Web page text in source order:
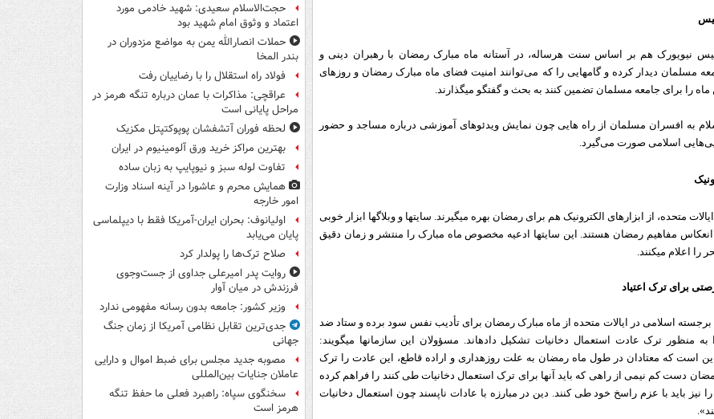
نیویورک هم بر اساس سنت هرساله، در آستانه ماه مبارک رمضان با رهبران دینی و
مسلمان دیدار کرده و گامهایی را که می‌توانند امنیت فضای ماه مبارک رمضان و روزهای
را برای جامعه مسلمان تضمین کنند به بحث و گفتگو می‏گذارند.
به افسران مسلمان از راه ‏هایی چون نمایش ویدئوهای آموزشی درباره مساجد و حضور
اسلامی صورت می‌گیرد.
متحده، از ابزارهای الکترونیک هم برای رمضان بهره می‏گیرند. سایت‏ها و وبلاگ‏ها ابزار خوبی
انعكاس مفاهيم رمضان هستند. این سایت‏ها ادعیه مخصوص ماه مبارک را منتشر و زمان دقیق
را اعلام می‏کنند.
برای ترک اعتیاد
برجسته اسلامی در ایالات متحده از ماه مبارک رمضان برای تأدیب نفس سود برده و ستاد ضد
به منظور ترک عادت استعمال دخانیات تشکیل داده‏اند. مسؤولان این سازمان‏ها می‏گویند:
است که معتادان در طول ماه رمضان به علت روزه‏داری و اراده قاطع، این عادت را ترک
دست کم نیمی از راهی که باید آنها برای ترک استعمال دخانیات طی کنند را فراهم کرده
را نیز باید با عزم راسخ خود طی کنند. دین در مبارزه با عادات ناپسند چون استعمال دخانیات
حجت‌الاسلام سعیدی: شهید خادمی مورد
اعتماد و وثوق امام شهید بود
حملات انصارالله یمن به مواضع مزدوران در
بندر المخا
فولاد راه استقلال را با رضاییان رفت
عراقچی: مذاکرات با عمان درباره تنگه هرمز در
مراحل پایانی است
لحظه فوران آتشفشان پوپوکتپتل مکزیک
بهترین مراکز خرید ورق آلومینیوم در ایران
تفاوت لوله سبز و نیوپایپ به زبان ساده
همایش محرم و عاشورا در آینه اسناد وزارت
امور خارجه
اولیانوف: بحران ایران-آمریکا فقط با دیپلماسی
پایان می‌یابد
صلاح ترک‌ها را پولدار کرد
روایت پدر امیرعلی جداوی از جست‌وجوی
فرزندش در میان آوار
وزیر کشور: جامعه بدون رسانه مفهومی ندارد
جدی‌ترین تقابل نظامی آمریکا از زمان جنگ
جهانی
مصوبه جدید مجلس برای ضبط اموال و دارایی
عاملان جنایات بین‌المللی
سخنگوی سپاه: راهبرد فعلی ما حفظ تنگه
هرمز است